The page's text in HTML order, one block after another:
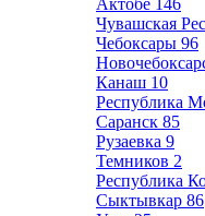
Актобе 146
Чувашская
Чебоксары 96
Канаш 10
Республика
Саранск 85
Рузаевка 9
Темников 2
Республика
Сыктывкар 86